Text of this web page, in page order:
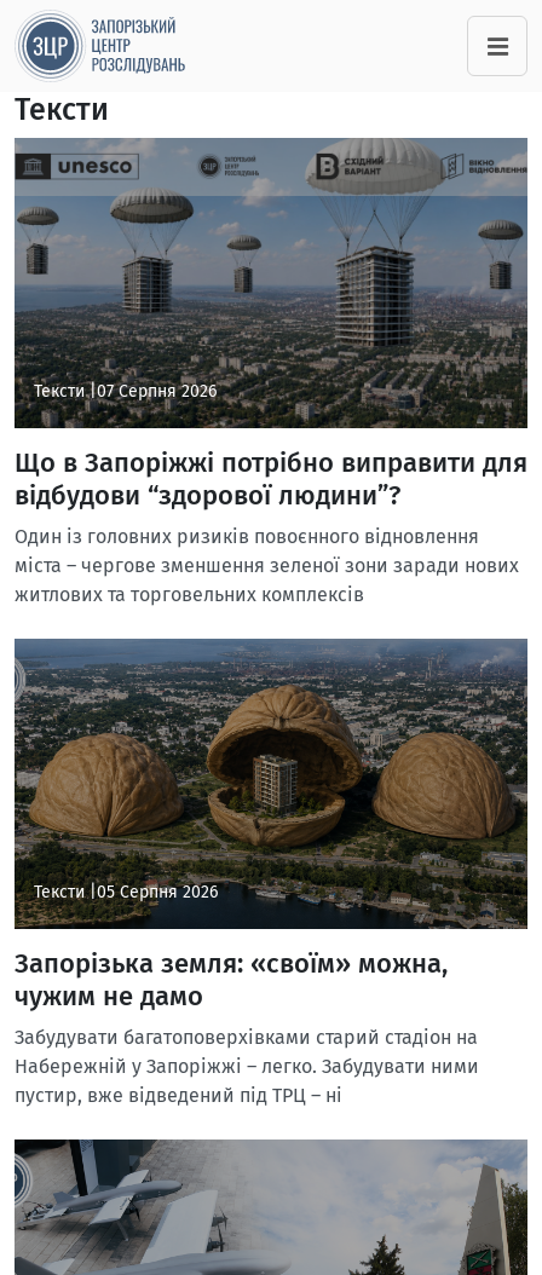
Тексти
Тексти |07 Серпня 2026
Що в Запоріжжі потрібно виправити для
відбудови “здорової людини”?
Один із головних ризиків повоєнного відновлення
міста – чергове зменшення зеленої зони заради нових
житлових та торговельних комплексів
Тексти |05 Серпня 2026
Запорізька земля: «своїм» можна,
чужим не дамо
Забудувати багатоповерхівками старий стадіон на
Набережній у Запоріжжі – легко. Забудувати ними
пустир, вже відведений під ТРЦ – ні